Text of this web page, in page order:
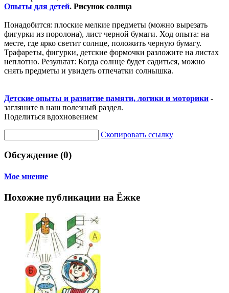
Опыты для детей. Рисунок солнца
Понадобится: плоские мелкие предметы (можно вырезать
фигурки из поролона), лист черной бумаги. Ход опыта: на
месте, где ярко светит солнце, положить черную бумагу.
Трафареты, фигурки, детские формочки разложите на листах
неплотно. Результат: Когда солнце будет садиться, можно
снять предметы и увидеть отпечатки солнышка.
Детские опыты и развитие памяти, логики и моторики -
загляните в наш полезный раздел.
Поделиться вдохновением
Скопировать ссылку
Обсуждение (0)
Мое мнение
Похожие публикации на Ёжке